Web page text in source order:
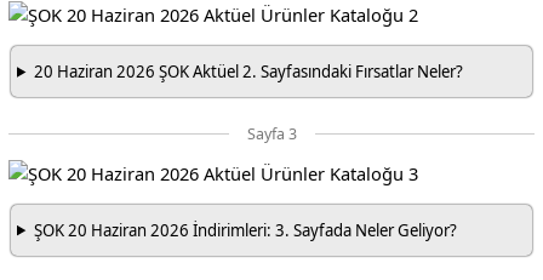
20 Haziran 2026 ŞOK Aktüel 2. Sayfasındaki Fırsatlar Neler?
Sayfa 3
ŞOK 20 Haziran 2026 İndirimleri: 3. Sayfada Neler Geliyor?